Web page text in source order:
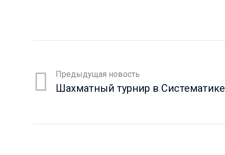
Предыдущая новость
Шахматный турнир в Систематике